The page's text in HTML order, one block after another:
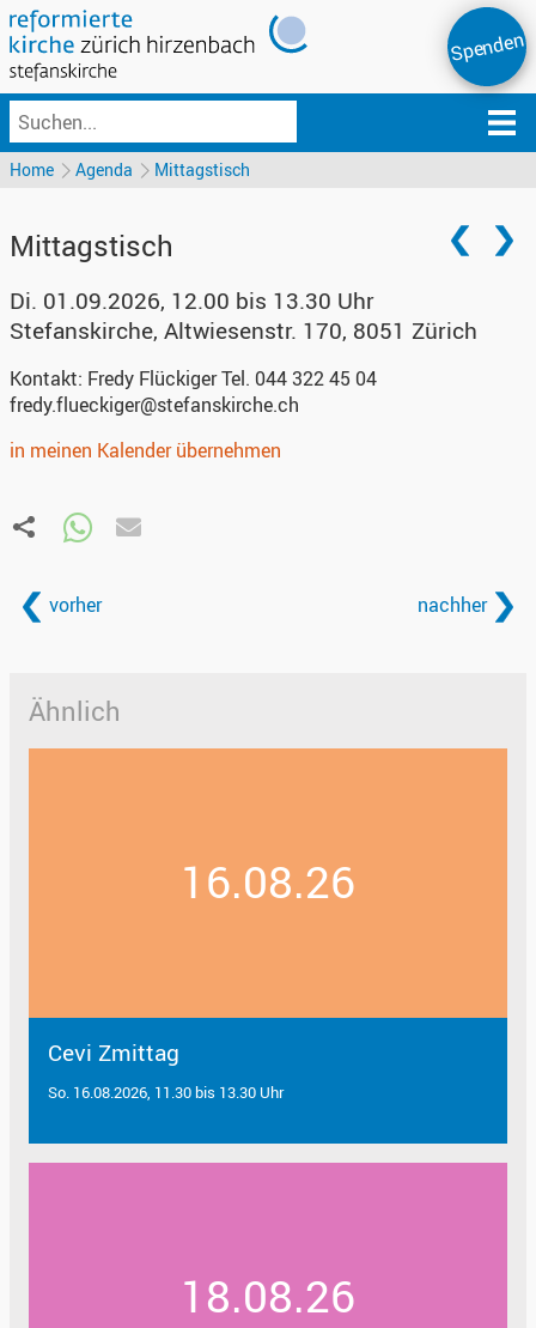
Spenden
Home Agenda Mittagstisch
Mittagstisch
Di. 01.09.2026, 12.00 bis 13.30 Uhr
Stefanskirche, Altwiesenstr. 170, 8051 Zürich
Kontakt: Fredy Flückiger Tel. 044 322 45 04
fredy.flueckiger@stefanskirche.ch
in meinen Kalender übernehmen
vorher nachher
Ähnlich
16.08.26
Cevi Zmittag
So. 16.08.2026, 11.30 bis 13.30 Uhr
18.08.26